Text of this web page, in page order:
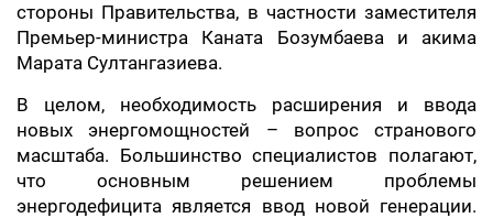
стороны Правительства, в частности заместителя
Премьер-министра Каната Бозумбаева и акима
Марата Султангазиева.
В целом, необходимость расширения и ввода
новых энергомощностей – вопрос странового
масштаба. Большинство специалистов полагают,
что основным решением проблемы
энергодефицита является ввод новой генерации.